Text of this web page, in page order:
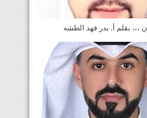
،،، بقلم أ. بدر فهد الطشه